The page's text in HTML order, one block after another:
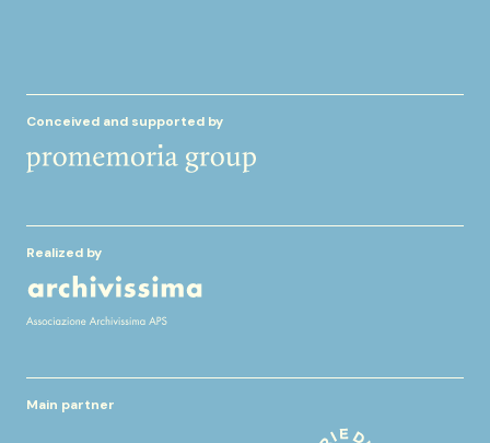
Conceived and supported by
Realized by
Main partner